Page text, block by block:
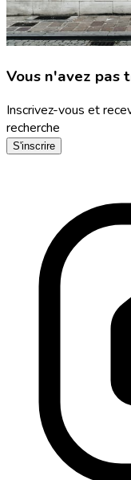
Vous n'avez pas
Inscrivez-vous et
recherche
S'inscrire